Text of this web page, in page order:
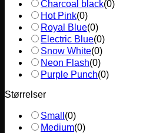
Charcoal black(0)
Hot Pink(0)
Royal Blue(0)
Electric Blue(0)
Snow White(0)
Neon Flash(0)
Purple Punch(0)
Størrelser
Small (0)
Medium(0)